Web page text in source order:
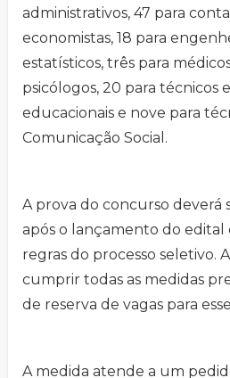
administrativos, 47 para
economistas, 18 para
estatísticos, três para
psicólogos, 20 para técnicos
educacionais e nove para
Comunicação Social.
A prova do concurso deverá
após o lançamento do edital
regras do processo seletivo.
cumprir todas as medidas
de reserva de vagas para
A medida atende a um